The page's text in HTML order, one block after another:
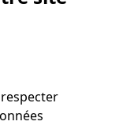
respecter